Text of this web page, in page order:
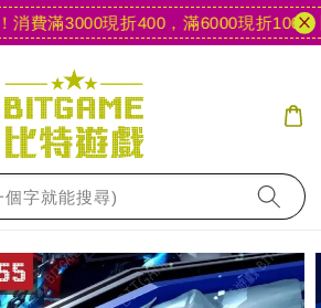
費滿3000現折400，滿6000現折1000【
字就能搜尋)